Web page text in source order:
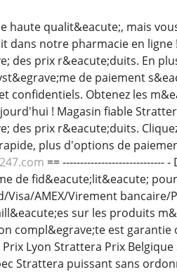
haute qualit&eacute;, mais
dans notre pharmacie en
des prix r&eacute;duits. En
de paiement
confidentiels. Obtenez les
! Magasin fiable
des prix r&eacute;duits.
plus d'options de
==
de fid&eacute;lit&eacute;
AMEX/Virement bancaire/
sur les produits
compl&egrave;te est
Lyon Strattera Prix
Strattera puissant sans